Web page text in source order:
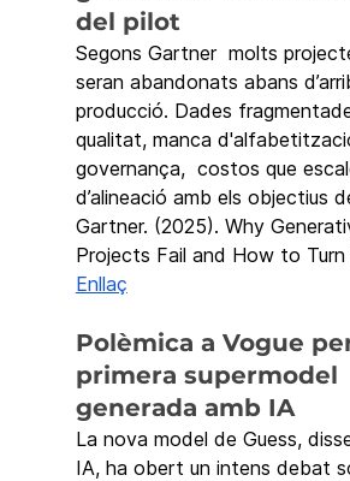
del pilot
Segons Gartner  molts
seran abandonats abans
producció. Dades
qualitat, manca
governança,  costos que
d’alineació amb els objectius
Gartner. (2025). Why
Projects Fail and How to
Enllaç
Polèmica a Vogue
primera supermodel
generada amb IA
La nova model de Guess,
IA, ha obert un intens debat